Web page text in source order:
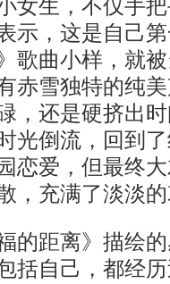
女生，不仅手
示，这是自己
歌曲小样，就
赤雪独特的纯
，还是硬挤出
光倒流，回到
恋爱，但最终
，充满了淡淡
距离》描绘的
括自己，都经